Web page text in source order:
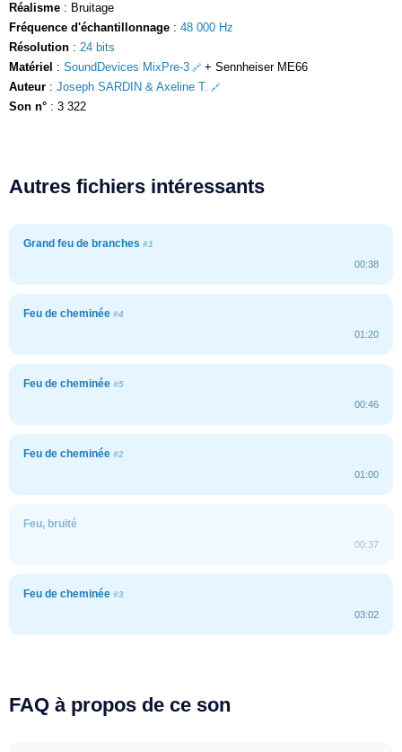
Réalisme : Bruitage
Fréquence d'échantillonnage : 48 000 Hz
Résolution : 24 bits
Matériel : SoundDevices MixPre-3
+ Sennheiser ME66
Auteur : Joseph SARDIN & Axeline T.
Son n° : 3 322
Autres fichiers intéressants
Grand feu de branches #1
00:38
Feu de cheminée #4
01:20
Feu de cheminée #5
00:46
Feu de cheminée #2
01:00
Feu, bruité
00:37
Feu de cheminée #3
03:02
FAQ à propos de ce son